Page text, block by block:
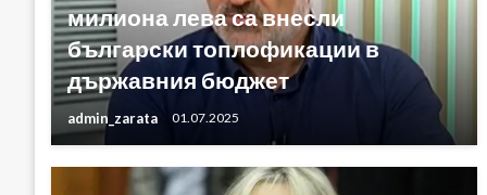
милиона лева са внесли
български топлофикации в
държавния бюджет
admin_zarata 01.07.2025